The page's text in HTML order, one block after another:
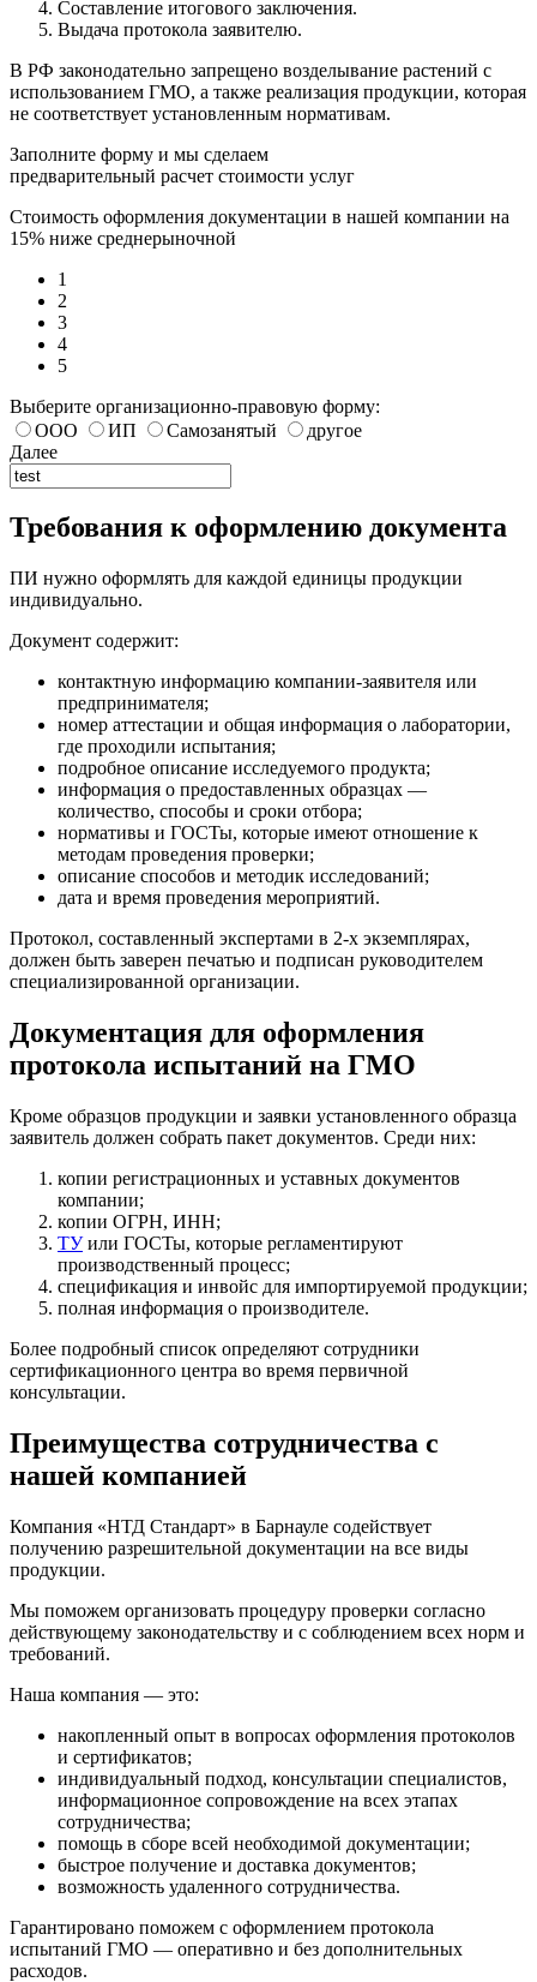
Составление итогового заключения.
Выдача протокола заявителю.
В РФ законодательно запрещено возделывание растений с
использованием ГМО, а также реализация продукции, которая
не соответствует установленным нормативам.
Заполните форму и мы сделаем
предварительный расчет стоимости услуг
Стоимость оформления документации в нашей компании на
15% ниже среднерыночной
1
2
3
4
5
Выберите организационно-правовую форму:
ООО
ИП Самозанятый
другое
Далее
Требования к оформлению документа
ПИ нужно оформлять для каждой единицы продукции
индивидуально.
Документ содержит:
контактную информацию компании-заявителя или
предпринимателя;
номер аттестации и общая информация о лаборатории,
где проходили испытания;
подробное описание исследуемого продукта;
информация о предоставленных образцах —
количество, способы и сроки отбора;
нормативы и ГОСТы, которые имеют отношение к
методам проведения проверки;
описание способов и методик исследований;
дата и время проведения мероприятий.
Протокол, составленный экспертами в 2-х экземплярах,
должен быть заверен печатью и подписан руководителем
специализированной организации.
Документация для оформления
протокола испытаний на ГМО
Кроме образцов продукции и заявки установленного образца
заявитель должен собрать пакет документов. Среди них:
копии регистрационных и уставных документов
компании;
копии ОГРН, ИНН;
ТУили ГОСТы, которые регламентируют
производственный процесс;
спецификация и инвойс для импортируемой продукции;
полная информация о производителе.
Более подробный список определяют сотрудники
сертификационного центра во время первичной
консультации.
Преимущества сотрудничества с
нашей компанией
Компания «НТД Стандарт» в Барнауле содействует
получению разрешительной документации на все виды
продукции.
Мы поможем организовать процедуру проверки согласно
действующему законодательству и с соблюдением всех норм и
требований.
Наша компания — это:
накопленный опыт в вопросах оформления протоколов
и сертификатов;
индивидуальный подход, консультации специалистов,
информационное сопровождение на всех этапах
сотрудничества;
помощь в сборе всей необходимой документации;
быстрое получение и доставка документов;
возможность удаленного сотрудничества.
Гарантировано поможем с оформлением протокола
испытаний ГМО — оперативно и без дополнительных
расходов.